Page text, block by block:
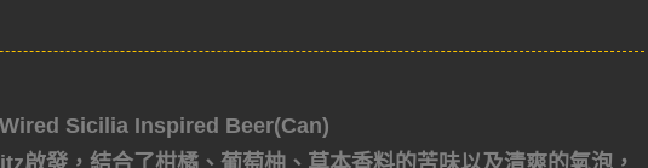
Sicilia Inspired Beer(Can)
啟發，結合了柑橘、葡萄柚、草本香料的苦味以及清爽的氣泡，